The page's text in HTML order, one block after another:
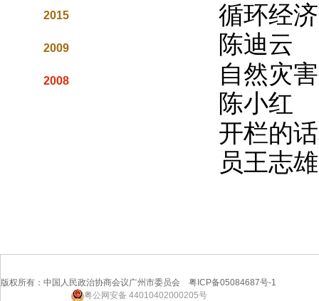
2015
2009
2008
循环经
陈迪云
自然灾
陈小红
开栏的
员王志
版权所有：中国人民政治协商会议广州市委员会 粤ICP备05084687号-1
粤公网安备 44010402000205号